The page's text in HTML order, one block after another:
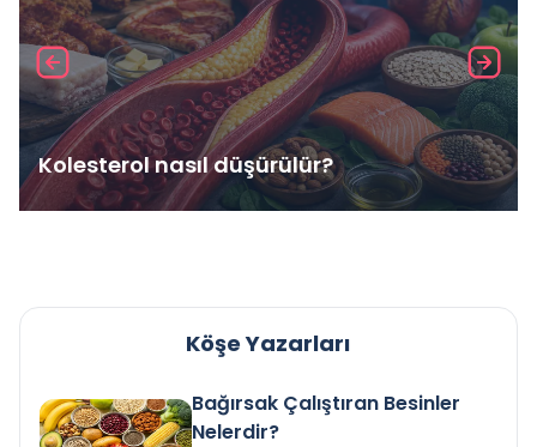
Kolesterol nasıl düşürülür?
Köşe Yazarları
Bağırsak Çalıştıran Besinler
Nelerdir?